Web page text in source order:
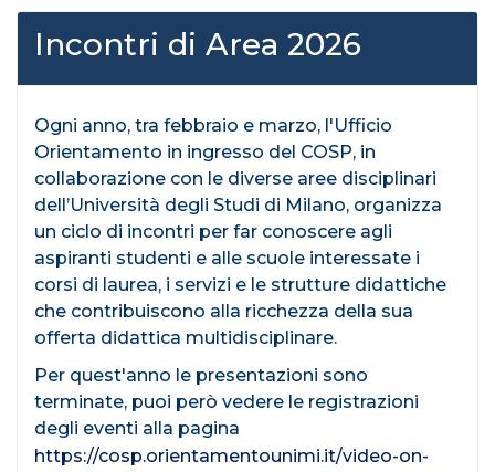
Incontri di Area 2026
Ogni anno, tra febbraio e marzo, l'Ufficio
Orientamento in ingresso del COSP, in
collaborazione con le diverse aree disciplinari
dell’Università degli Studi di Milano, organizza
un ciclo di incontri per far conoscere agli
aspiranti studenti e alle scuole interessate i
corsi di laurea, i servizi e le strutture didattiche
che contribuiscono alla ricchezza della sua
offerta didattica multidisciplinare.
Per quest'anno le presentazioni sono
terminate, puoi però vedere le registrazioni
degli eventi alla pagina
https://cosp.orientamentounimi.it/video-on-